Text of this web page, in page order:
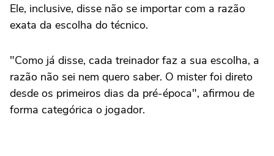
Ele, inclusive, disse não se importar com a razão
exata da escolha do técnico.
"Como já disse, cada treinador faz a sua escolha, a
razão não sei nem quero saber. O mister foi direto
desde os primeiros dias da pré-época", afirmou de
forma categórica o jogador.